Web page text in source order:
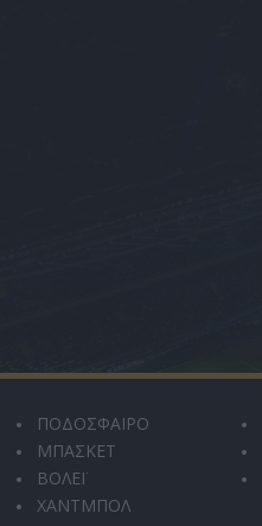
ΠΟΔΟΣΦΑΙΡΟ
ΜΠΑΣΚΕΤ
ΒΟΛΕΪ
ΧΑΝΤΜΠΟΛ